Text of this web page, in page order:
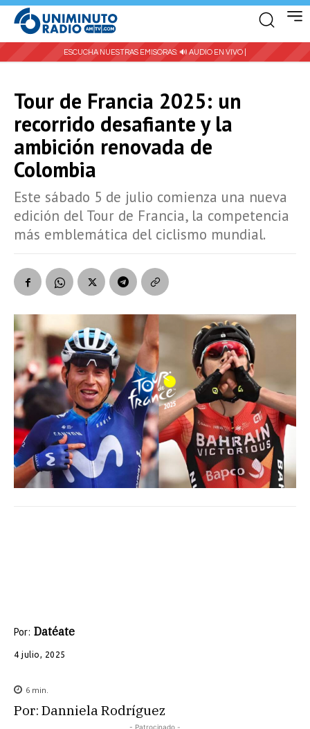
ESCUCHA NUESTRAS EMISORAS: 🔊 AUDIO EN VIVO |
Tour de Francia 2025: un
recorrido desafiante y la
ambición renovada de
Colombia
Este sábado 5 de julio comienza una nueva
edición del Tour de Francia, la competencia
más emblemática del ciclismo mundial.
Por: Datéate
4 julio, 2025
6 min.
Por: Danniela Rodríguez
- Patrocinado -